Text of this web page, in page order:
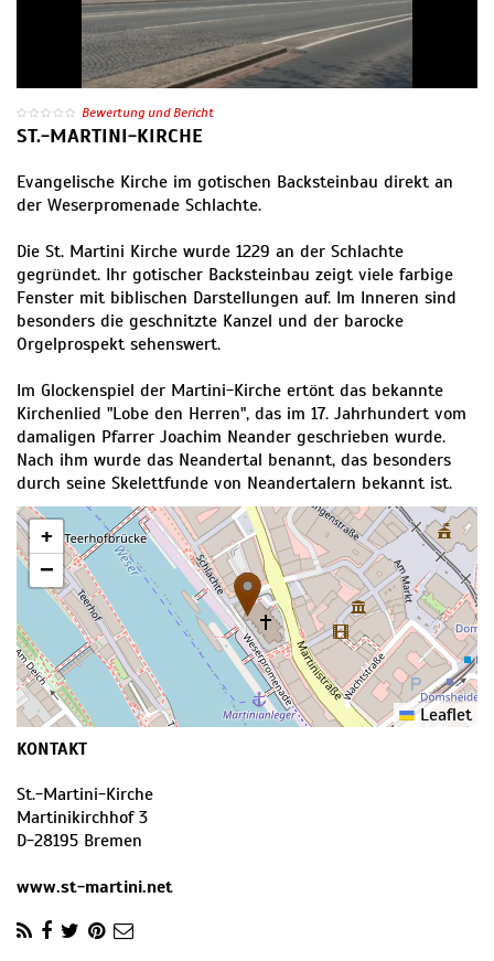
Bewertung und Bericht
ST.-MARTINI-KIRCHE
Evangelische Kirche im gotischen Backsteinbau direkt an
der Weserpromenade Schlachte.
Die St. Martini Kirche wurde 1229 an der Schlachte
gegründet. Ihr gotischer Backsteinbau zeigt viele farbige
Fenster mit biblischen Darstellungen auf. Im Inneren sind
besonders die geschnitzte Kanzel und der barocke
Orgelprospekt sehenswert.
Im Glockenspiel der Martini-Kirche ertönt das bekannte
Kirchenlied "Lobe den Herren", das im 17. Jahrhundert vom
damaligen Pfarrer Joachim Neander geschrieben wurde.
Nach ihm wurde das Neandertal benannt, das besonders
durch seine Skelettfunde von Neandertalern bekannt ist.
+
−
Leaflet
KONTAKT
St.-Martini-Kirche
Martinikirchhof 3
D-28195 Bremen
www.st-martini.net